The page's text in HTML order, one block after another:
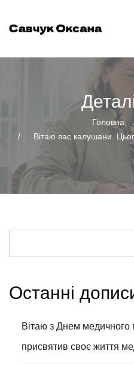
Головна
Вітаю вас калушани.
Останні
Вітаю з Днем медичного
присвятив своє життя